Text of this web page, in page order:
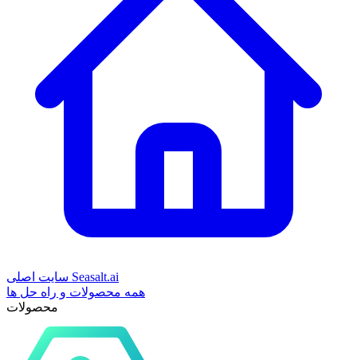
سایت اصلی Seasalt.ai
همه محصولات و راه حل ها
محصولات